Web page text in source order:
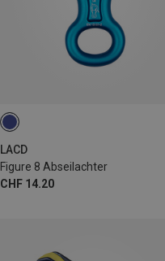
LACD
Figure 8 Abseilachter
CHF 14.20